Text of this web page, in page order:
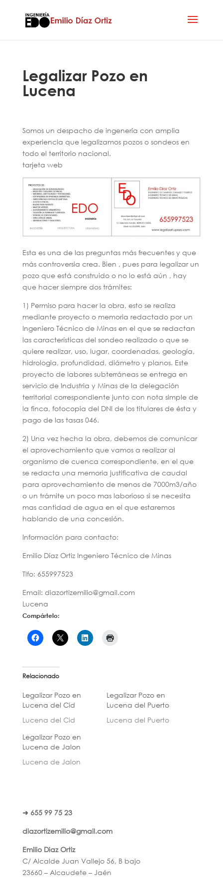
Legalizar Pozo en
Lucena
Somos un despacho de ingenería con amplia
experiencia que legalizamos pozos o sondeos en
todo el territorio nacional.
tarjeta web
Esta es una de las preguntas más frecuentes y que
más controversia crea. Bien , pues para legalizar un
pozo que está construido o no lo está aún , hay
que hacer siempre dos trámites:
1) Permiso para hacer la obra, esto se realiza
mediante proyecto o memoria redactado por un
Ingeniero Técnico de Minas en el que se redactan
las características del sondeo realizado o que se
quiere realizar, uso, lugar, coordenadas, geología,
hidrologia, profundidad, diámetro y planos. Este
proyecto de labores subterráneas se entrega en
servicio de Industria y Minas de la delegación
territorial correspondiente junto con nota simple de
la finca, fotocopia del DNI de los titulares de ésta y
pago de las tasas 046.
2) Una vez hecha la obra, debemos de comunicar
el aprovechamiento que vamos a realizar al
organismo de cuenca correspondiente, en el que
se redacta una memoria justificativa de caudal
para aprovechamiento de menos de 7000m3/año
o un trámite un poco mas laborioso si se necesita
mas cantidad de agua en el que estaremos
hablando de una concesión.
Información para contacto:
Emilio Díaz Ortiz Ingeniero Técnico de Minas
Tlfo: 655997523
Email: diazortizemilio@gmail.com
Lucena
Compártelo:
Relacionado
Legalizar Pozo en
Lucena del Cid
Lucena del Cid
Legalizar Pozo en
Lucena del Puerto
Lucena del Puerto
Legalizar Pozo en
Lucena de Jalon
Lucena de Jalon
➜ 655 99 75 23
diazortizemilio@gmail.com
Emilio Diaz Ortiz
C/ Alcalde Juan Vallejo 56, B bajo
23660 – Alcaudete – Jaén